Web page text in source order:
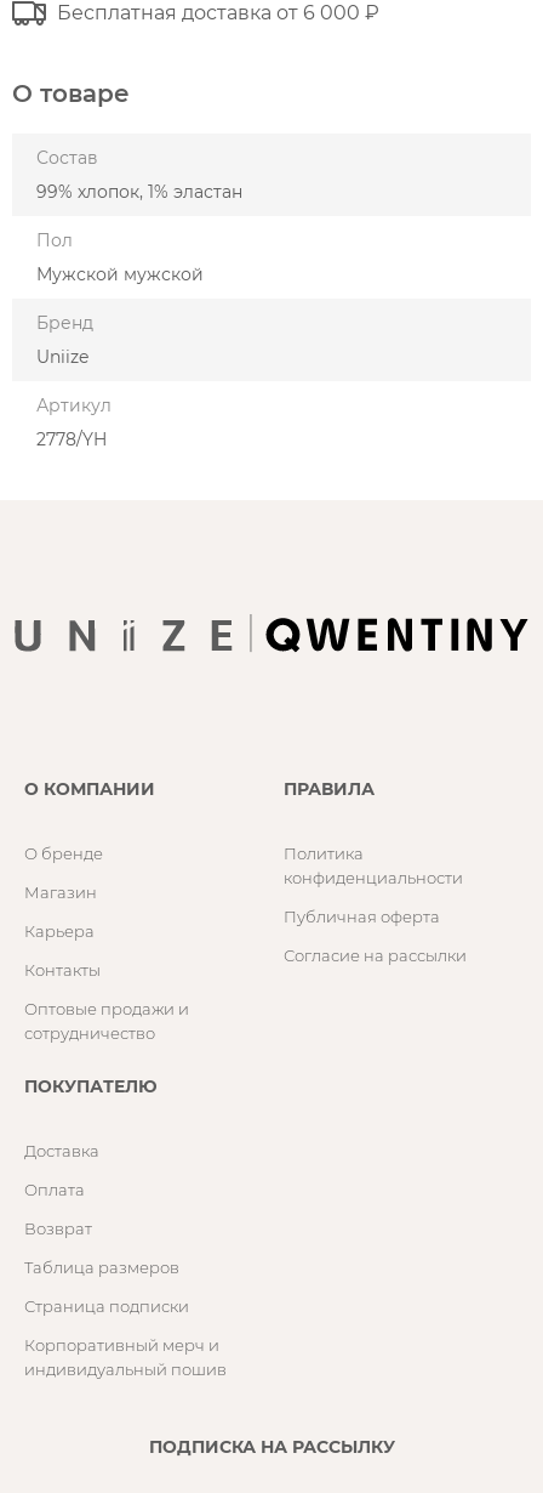
Бесплатная доставка от 6 000 ₽
О товаре
Состав
99% хлопок, 1% эластан
Пол
Мужской мужской
Бренд
Uniize
Артикул
2778/YH
О КОМПАНИИ
О бренде
Магазин
Карьера
Контакты
Оптовые продажи и
сотрудничество
ПРАВИЛА
Политика
конфиденциальности
Публичная оферта
Согласие на рассылки
ПОКУПАТЕЛЮ
Доставка
Оплата
Возврат
Таблица размеров
Страница подписки
Корпоративный мерч и
индивидуальный пошив
ПОДПИСКА НА РАССЫЛКУ